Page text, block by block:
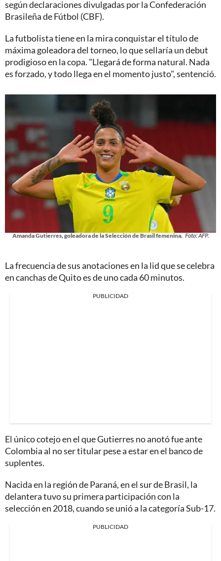
según declaraciones divulgadas por la Confederación
Brasileña de Fútbol (CBF).
La futbolista tiene en la mira conquistar el título de
máxima goleadora del torneo, lo que sellaría un debut
prodigioso en la copa. "Llegará de forma natural. Nada
es forzado, y todo llega en el momento justo", sentenció.
Amanda Gutierres, goleadora de la Selección de Brasil femenina. Foto: AFP.
La frecuencia de sus anotaciones en la lid que se celebra
en canchas de Quito es de uno cada 60 minutos.
PUBLICIDAD
El único cotejo en el que Gutierres no anotó fue ante
Colombia al no ser titular pese a estar en el banco de
suplentes.
Nacida en la región de Paraná, en el sur de Brasil, la
delantera tuvo su primera participación con la
selección en 2018, cuando se unió a la categoría Sub-17.
PUBLICIDAD